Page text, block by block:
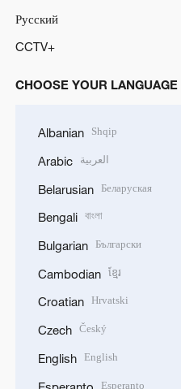
Русский
CCTV+
CHOOSE YOUR LANGUAGE
Albanian Shqip
Arabic العربية
Belarusian Беларуская
Bengali বাংলা
Bulgarian Български
Cambodian ខ្មែរ
Croatian Hrvatski
Czech Český
English English
Esperanto